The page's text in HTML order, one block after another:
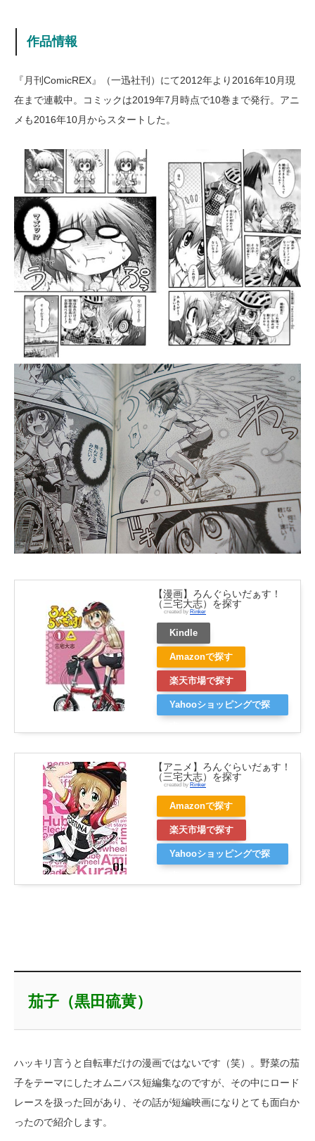
作品情報
『月刊ComicREX』（一迅社刊）にて2012年より2016年10月現
在まで連載中。コミックは2019年7月時点で10巻まで発行。アニ
メも2016年10月からスタートした。
【漫画】ろんぐらいだぁす！
（三宅大志）を探す
created by Rinker
Kindle
Amazonで探す
楽天市場で探す
Yahooショッピングで探
【アニメ】ろんぐらいだぁす！
（三宅大志）を探す
created by Rinker
Amazonで探す
楽天市場で探す
Yahooショッピングで探
茄子（黒田硫黄）
ハッキリ言うと自転車だけの漫画ではないです（笑）。野菜の茄
子をテーマにしたオムニバス短編集なのですが、その中にロード
レースを扱った回があり、その話が短編映画になりとても面白か
ったので紹介します。